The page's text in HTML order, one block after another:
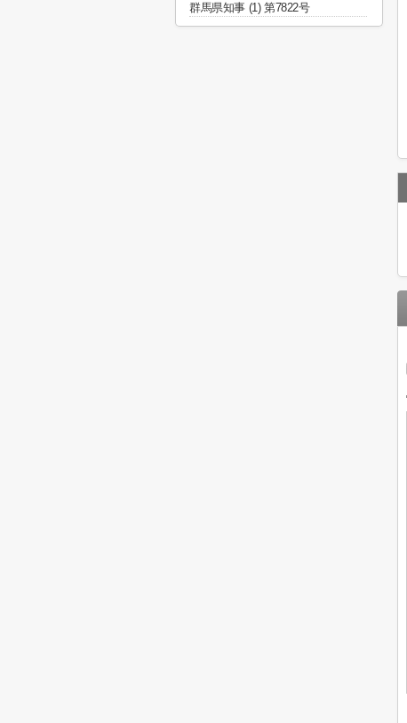
群馬県知事 (1) 第7822号